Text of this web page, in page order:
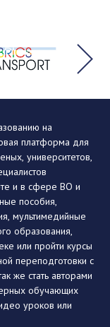
на
платформа для
университетов,
и в сфере ВО и
пособия,
мультимедийные
образования,
или пройти курсы
переподготовки с
же стать авторами
обучающих
уроков или